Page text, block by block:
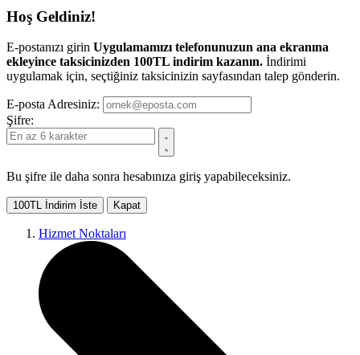
Hoş Geldiniz!
E-postanızı girin Uygulamamızı telefonunuzun ana ekranına
ekleyince taksicinizden 100TL indirim kazanın. İndirimi
uygulamak için, seçtiğiniz taksicinizin sayfasından talep gönderin.
E-posta Adresiniz:
Şifre:
Bu şifre ile daha sonra hesabınıza giriş yapabileceksiniz.
100TL İndirim İste Kapat
Hizmet Noktaları